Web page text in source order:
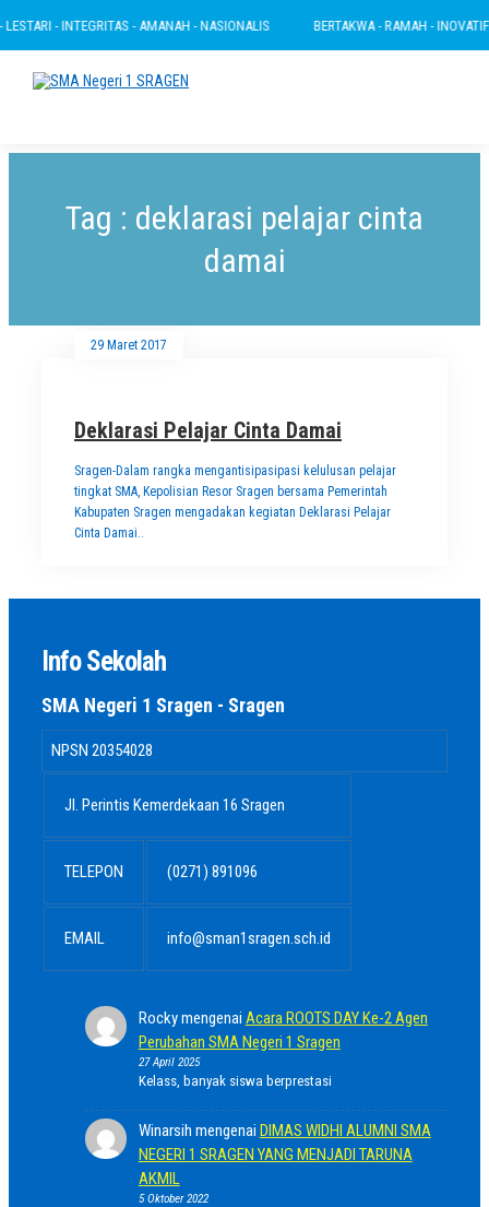
- INTEGRITAS - AMANAH - NASIONALIS BERTAKWA - RAMAH -
Tag : deklarasi pelajar cinta
damai
29 Maret 2017
Deklarasi Pelajar Cinta Damai
Sragen-Dalam rangka mengantisipasipasi kelulusan pelajar
tingkat SMA, Kepolisian Resor Sragen bersama Pemerintah
Kabupaten Sragen mengadakan kegiatan Deklarasi Pelajar
Cinta Damai..
Info Sekolah
SMA Negeri 1 Sragen - Sragen
NPSN 20354028
Jl. Perintis Kemerdekaan 16 Sragen
TELEPON (0271) 891096
EMAIL info@sman1sragen.sch.id
Rockymengenai Acara ROOTS DAY Ke-2 Agen
Perubahan SMA Negeri 1 Sragen
27 April 2025
Kelass, banyak siswa berprestasi
Winarsih mengenai DIMAS WIDHI ALUMNI SMA
NEGERI 1 SRAGEN YANG MENJADI TARUNA
AKMIL
5 Oktober 2022